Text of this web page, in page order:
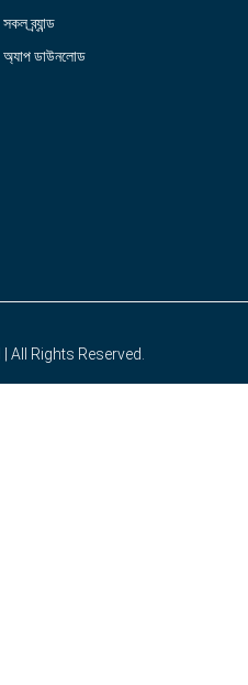
সকল ব্র্যান্ড
অ্যাপ ডাউনলোড
| All Rights Reserved.